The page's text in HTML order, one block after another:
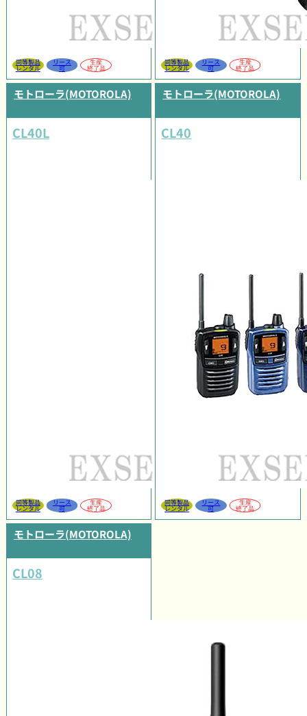
同等製品
レンタル
リース
可
生産
終了品
同等製品
レンタル
リース
可
生産
終了品
モトローラ(MOTOROLA)
CL40L
同等製品
レンタル
リース
可
生産
終了品
モトローラ(MOTOROLA)
CL40
同等製品
レンタル
リース
可
生産
終了品
モトローラ(MOTOROLA)
CL08